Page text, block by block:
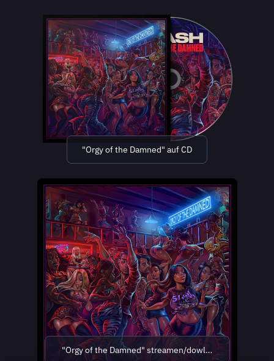
"Orgy of the Damned" auf CD
"Orgy of the Damned" streamen/dowloaden